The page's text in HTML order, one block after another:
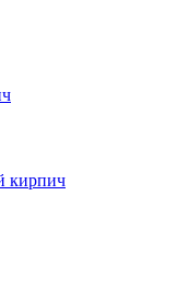
кирпич